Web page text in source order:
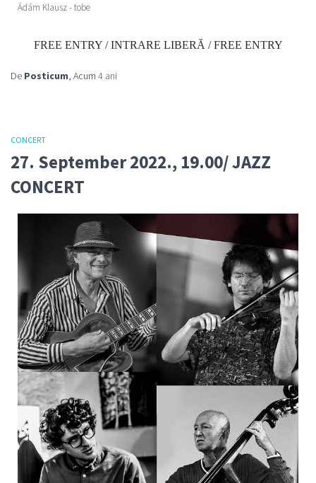
Ádám Klausz - tobe
FREE ENTRY / INTRARE LIBERĂ / FREE ENTRY
De Posticum , Acum 4 ani
CONCERT
27. September 2022., 19.00/ JAZZ
CONCERT